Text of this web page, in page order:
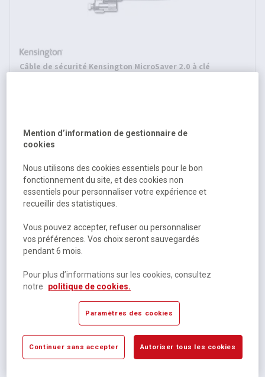
Câble de sécurité Kensington MicroSaver 2.0 à clé
187,08 € TTC
Point d'ancrage sécurité bureau - Kensington
Sur commande
10,79 €HT
12,95 € TTC
Mention d’information de gestionnaire de
cookies
Nous utilisons des cookies essentiels pour le bon
fonctionnement du site, et des cookies non
essentiels pour personnaliser votre expérience et
recueillir des statistiques.
Vous pouvez accepter, refuser ou personnaliser
vos préférences. Vos choix seront sauvegardés
pendant 6 mois.
Pour plus d’informations sur les cookies, consultez
notre
politique de cookies.
Paramètres des cookies
Continuer sans accepter Autoriser tous les cookies